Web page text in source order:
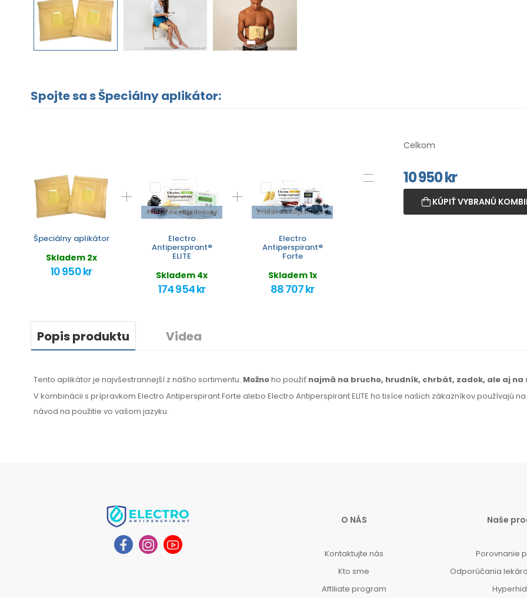
Spojte sa s Špeciálny aplikátor:
Špeciálny aplikátor
Skladem 2x
10 950 kr
Pridať do objednávky
Electro
Antiperspirant®
ELITE
Skladem 4x
174 954 kr
Pridať do objednávky
Electro
Antiperspirant®
Forte
Skladem 1x
88 707 kr
Celkom
10 950kr
KÚPIŤ VYBRANÚ
Popis produktu Videa
Tento aplikátor je najvšestrannejší z nášho sortimentu. Možnoho použiť najmä na brucho, hrudník, chrbát, zadok, ale aj na
V kombinácii s prípravkom Electro Antiperspirant Forte alebo Electro Antiperspirant ELITE ho tisíce našich zákazníkov používajú
návod na použitie vo vašom jazyku.
O NÁS
Kontaktujte nás
Kto sme
Affiliate program
Naše
Porovnanie
Odporúčania